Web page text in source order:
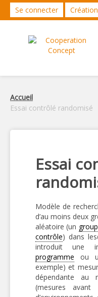
Se connecter
Accueil
Essai contrôlé randomisé
Essai
Modèle de
d’au moins deux
aléatoire (un
contrôle) dans
introduit une
programme ou
exemple) et
dépendante au
(mesures